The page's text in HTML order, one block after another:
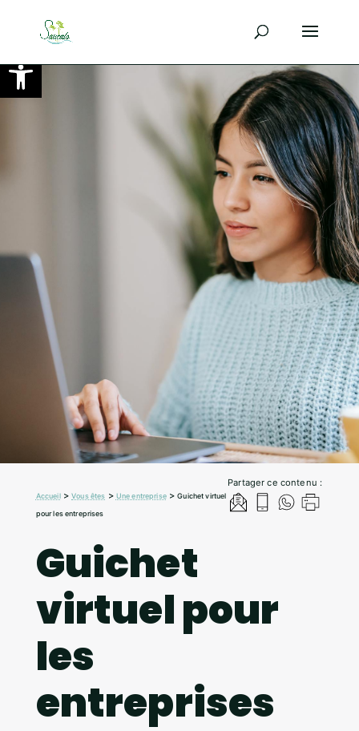
Ouvrir la barre d’outils
Partager ce contenu :
Accueil>Vous êtes > Une entreprise>Guichet virtuel
pour les entreprises
Guichet
virtuel pour
les
entreprises